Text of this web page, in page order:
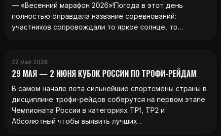
— «Весенний марафон 2026»!Погода в этот день
полностью оправдала название соревнований:
участников сопровождали то яркое солнце, то…
22 мая 2026
29 МАЯ — 2 ИЮНЯ КУБОК РОССИИ ПО ТРОФИ-РЕЙДАМ
В самом начале лета сильнейшие спортсмены страны в
дисциплине трофи-рейдов соберутся на первом этапе
Чемпионата России в категориях ТР1, ТР2 и
Абсолютный чтобы выявить лучших…